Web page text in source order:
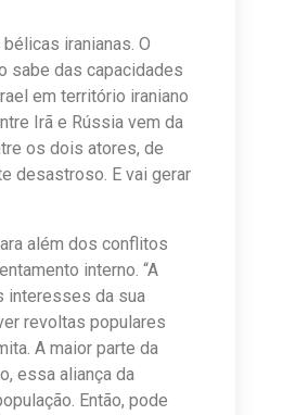
iranianas. O
sabe das capacidades
em território iraniano
Irã e Rússia vem da
os dois atores, de
desastroso. E vai gerar
além dos conflitos
interno. “A
interesses da sua
revoltas populares
A maior parte da
essa aliança da
Então, pode